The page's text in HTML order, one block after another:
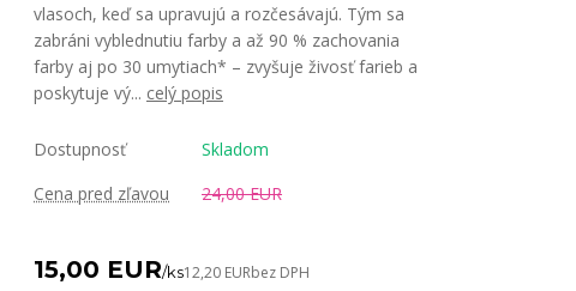
vlasoch, keď sa upravujú a rozčesávajú. Tým sa
zabráni vyblednutiu farby a až 90 % zachovania
farby aj po 30 umytiach* – zvyšuje živosť farieb a
poskytuje vý... celý popis
Dostupnosť
Skladom
Cena pred zľavou
24,00 EUR
15,00 EUR/ks12,20 EURbez DPH